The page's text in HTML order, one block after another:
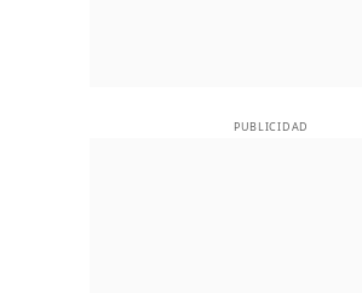
PUBLICIDAD